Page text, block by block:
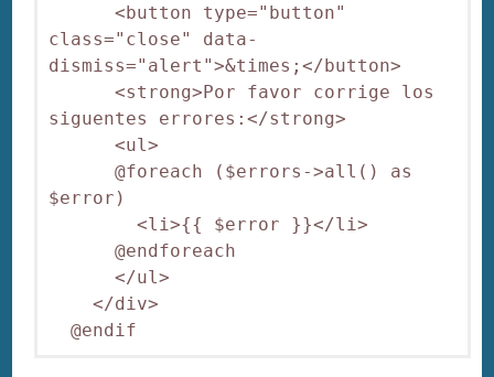
<button type="button"
class="close" data-
dismiss="alert">&times;</button>
<strong>Por favor corrige los
siguentes errores:</strong>
<ul>
@foreach ($errors->all() as
$error)
<li>{{ $error }}</li>
@endforeach
</ul>
</div>